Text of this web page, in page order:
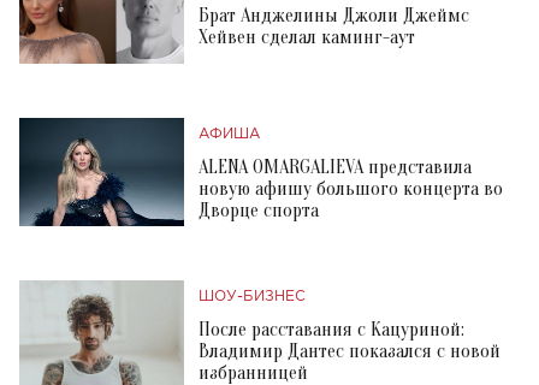
Брат Анджелины Джоли Джеймс
Хейвен сделал каминг-аут
АФИША
ALENA OMARGALIEVA представила
новую афишу большого концерта во
Дворце спорта
ШОУ-БИЗНЕС
После расставания с Кацуриной:
Владимир Дантес показался с новой
избранницей